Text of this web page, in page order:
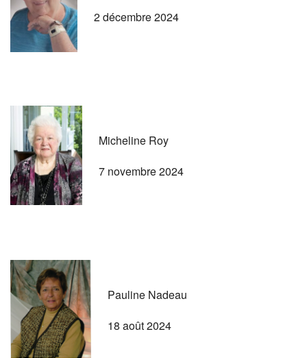
2 décembre 2024
Micheline Roy
7 novembre 2024
Pauline Nadeau
18 août 2024